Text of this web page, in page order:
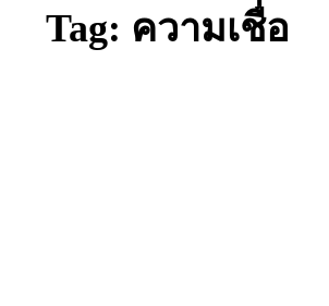
Tag: ความเชื่อ